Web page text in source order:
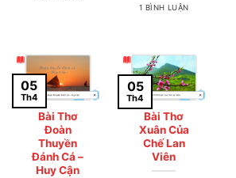
1 BÌNH LUẬN
Bài Thơ
Đoàn
Thuyền
Đánh Cá –
Huy Cận
05
Th4
Bài Thơ
Xuân Của
Chế Lan
Viên
05
Th4